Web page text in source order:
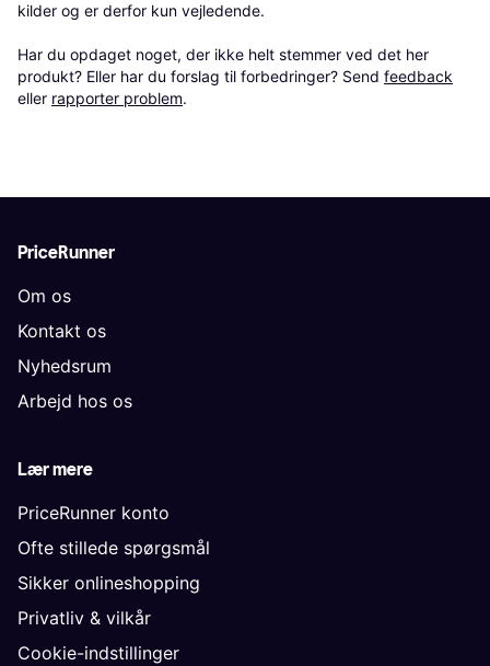
kilder og er derfor kun vejledende.
Har du opdaget noget, der ikke helt stemmer ved det her
produkt? Eller har du forslag til forbedringer? Send feedback
eller rapporter problem.
PriceRunner
Om os
Kontakt os
Nyhedsrum
Arbejd hos os
Lær mere
PriceRunner konto
Ofte stillede spørgsmål
Sikker onlineshopping
Privatliv & vilkår
Cookie-indstillinger